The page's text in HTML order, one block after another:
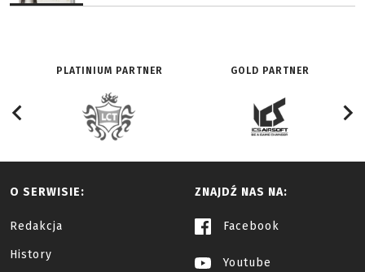
PLATINIUM PARTNER GOLD PARTNER
O SERWISIE:
Redakcja
History
ZNAJDŹ NAS NA:
Facebook
Youtube